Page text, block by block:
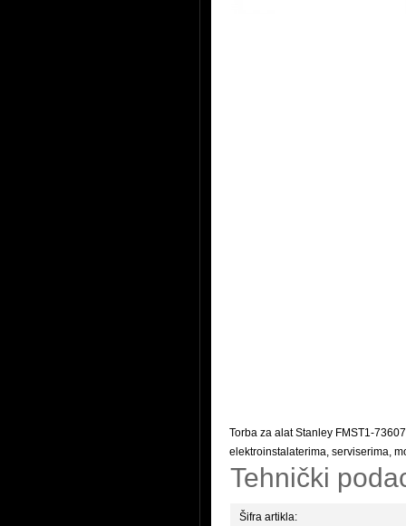
Torba za alat Stanley FMST1-
elektroinstalaterima, serviserima,
Tehnički
Šifra artikla: